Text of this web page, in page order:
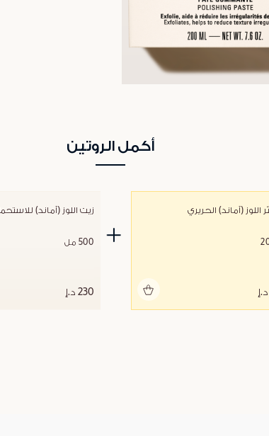
أكمل الروتين
اللوز (أماند) الحريري زيت اللوز (أماند)
500 مل
230 د.إ